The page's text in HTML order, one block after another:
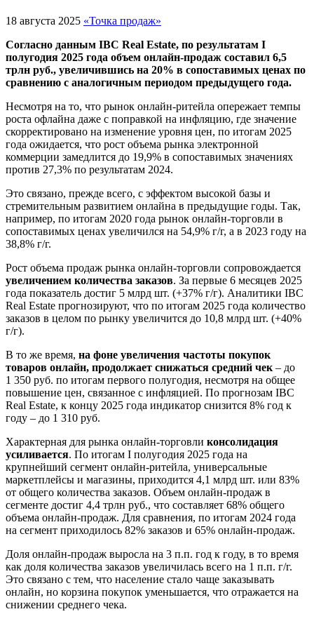
18 августа 2025 «Точка продаж»
Согласно данным IBC Real Estate, по результатам I
полугодия 2025 года объем онлайн-продаж составил 6,5
трлн руб., увеличившись на 20% в сопоставимых ценах по
сравнению с аналогичным периодом предыдущего года.
Несмотря на то, что рынок онлайн-ритейла опережает темпы
роста офлайна даже с поправкой на инфляцию, где значение
скорректировано на изменение уровня цен, по итогам 2025
года ожидается, что рост объема рынка электронной
коммерции замедлится до 19,9% в сопоставимых значениях
против 27,3% по результатам 2024.
Это связано, прежде всего, с эффектом высокой базы и
стремительным развитием онлайна в предыдущие годы. Так,
например, по итогам 2020 года рынок онлайн-торговли в
сопоставимых ценах увеличился на 54,9% г/г, а в 2023 году на
38,8% г/г.
Рост объема продаж рынка онлайн-торговли сопровождается
увеличением количества заказов. За первые 6 месяцев 2025
года показатель достиг 5 млрд шт. (+37% г/г). Аналитики IBC
Real Estate прогнозируют, что по итогам 2025 года количество
заказов в целом по рынку увеличится до 10,8 млрд шт. (+40%
г/г).
В то же время, на фоне увеличения частоты покупок
товаров онлайн, продолжает снижаться средний чек – до
1 350 руб. по итогам первого полугодия, несмотря на общее
повышение цен, связанное с инфляцией. По прогнозам IBC
Real Estate, к концу 2025 года индикатор снизится 8% год к
году – до 1 310 руб.
Характерная для рынка онлайн-торговли консолидация
усиливается. По итогам I полугодия 2025 года на
крупнейший сегмент онлайн-ритейла, универсальные
маркетплейсы и магазины, приходится 4,1 млрд шт. или 83%
от общего количества заказов. Объем онлайн-продаж в
сегменте достиг 4,4 трлн руб., что составляет 68% общего
объема онлайн-продаж. Для сравнения, по итогам 2024 года
на сегмент приходилось 82% заказов и 65% онлайн-продаж.
Доля онлайн-продаж выросла на 3 п.п. год к году, в то время
как доля количества заказов увеличилась всего на 1 п.п. г/г.
Это связано с тем, что население стало чаще заказывать
онлайн, но корзина покупок уменьшается, что отражается на
снижении среднего чека.